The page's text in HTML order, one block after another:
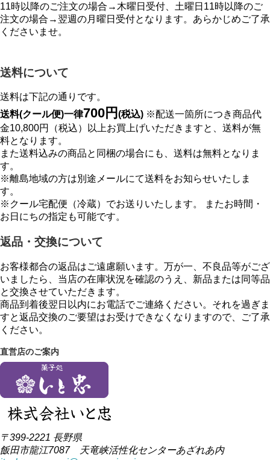
11時以降のご注文の場合→木曜日受付、土曜日11時以降のご
注文の場合→翌週の月曜日受付となります。あらかじめご了承
くださいませ。
送料について
送料は下記の通りです。
送料(クール便)一律700円 (税込) ※配送一箇所につき商品代
金10,800円（税込）以上お買上げいただきますと、送料が無
料となります。
また送料込みの商品と同梱の場合にも、送料は無料となりま
す。
※離島地域の方は別途メールにて送料をお知らせいたしま
す。
※クール宅配便（冷蔵）でお送りいたします。 またお時間・
お日にちの指定も可能です。
返品・交換について
お客様都合の返品はご遠慮願います。万が一、不良品等がござ
いましたら、当店の在庫状況を確認のうえ、新品または同等品
と交換させていただきます。
商品到着後翌日以内にお電話でご連絡ください。それを過ぎま
すと返品交換のご要望はお受けできなくなりますので、ご了承
ください。
直営店のご案内
〒399-2221 長野県
飯田市龍江7087 天竜峡活性化センターあざれあ内